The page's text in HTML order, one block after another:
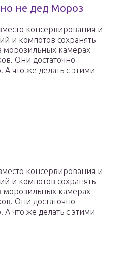
не дед Мороз
консервирования и
и компотов сохранять
камерах
Они достаточно
А что же делать с этими
консервирования и
и компотов сохранять
камерах
Они достаточно
А что же делать с этими